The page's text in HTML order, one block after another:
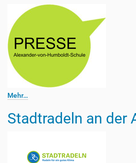
Mehr…
Stadtradeln an der